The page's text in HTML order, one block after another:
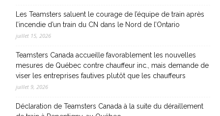
Les Teamsters saluent le courage de l’équipe de train après
l’incendie d’un train du CN dans le Nord de l’Ontario
juillet 15, 2026
Teamsters Canada accueille favorablement les nouvelles
mesures de Québec contre chauffeur inc., mais demande de
viser les entreprises fautives plutôt que les chauffeurs
juillet 9, 2026
Déclaration de Teamsters Canada à la suite du déraillement